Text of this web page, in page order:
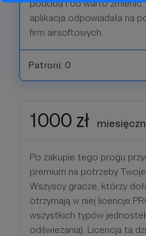
podoba i co warto zmienić.
aplikacja odpowiadała na
firm airsoftowych.
Patroni: 0
1000 zł
Po zakupie tego progu
premium na potrzeby
Wszyscy gracze, którzy
otrzymają w niej licencje
wszystkich typów
odświeżania). Licencja ta